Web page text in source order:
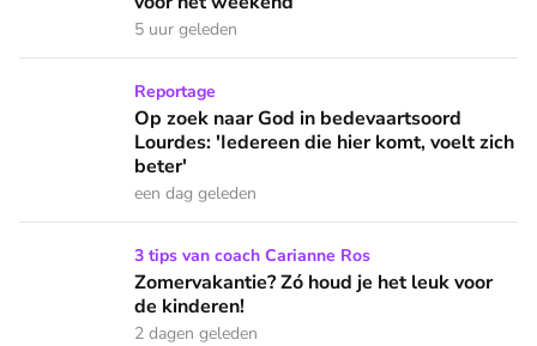
5 uur geleden
Op zoek naar God in bedevaartsoord Lourdes: 'Iedereen
Reportage
Op zoek naar God in bedevaartsoord
Lourdes: 'Iedereen die hier komt, voelt zich
beter'
een dag geleden
Zomervakantie? Zó houd je het leuk voor de kinderen!
3 tips van coach Carianne Ros
Zomervakantie? Zó houd je het leuk voor
de kinderen!
2 dagen geleden